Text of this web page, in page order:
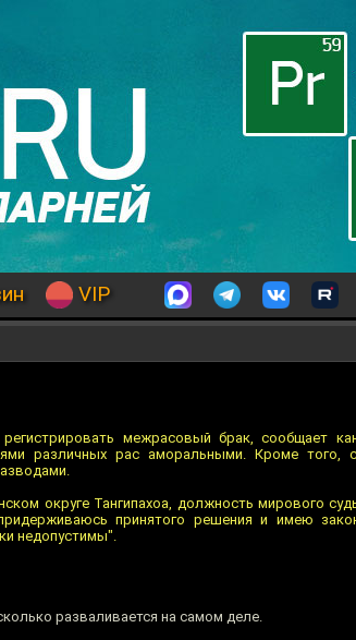
VIP
межрасовый брак, сообщает
различных рас аморальными. Кроме того,
округе Тангипахоа, должность мирового
принятого решения и имею
недопустимы".
разваливается на самом деле.